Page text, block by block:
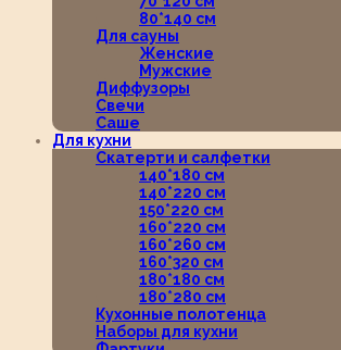
80*140 см
Для сауны
Женские
Мужские
Диффузоры
Свечи
Саше
Для кухни
Скатерти и салфетки
140*180 см
140*220 см
150*220 см
160*220 см
160*260 см
160*320 см
180*180 см
180*280 см
Кухонные полотенца
Наборы для кухни